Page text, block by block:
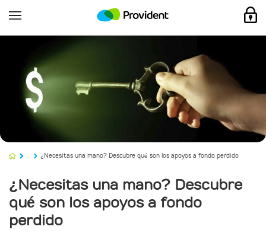
... ¿Necesitas una mano? Descubre qué son los apoyos a fondo perdido
¿Necesitas una mano? Descubre
qué son los apoyos a fondo
perdido